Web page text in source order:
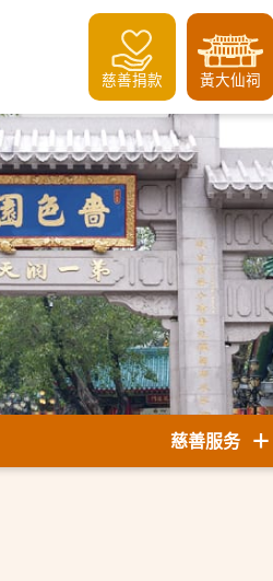
慈善捐款 黃大仙祠
慈善服务